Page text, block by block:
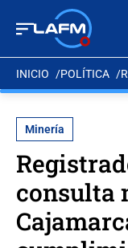
INICIO POLÍTICA
Minería
consulta